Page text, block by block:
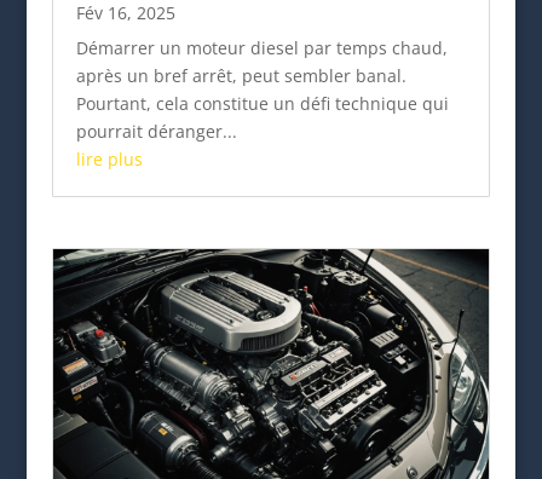
Fév 16, 2025
Démarrer un moteur diesel par temps chaud,
après un bref arrêt, peut sembler banal.
Pourtant, cela constitue un défi technique qui
pourrait déranger...
lire plus